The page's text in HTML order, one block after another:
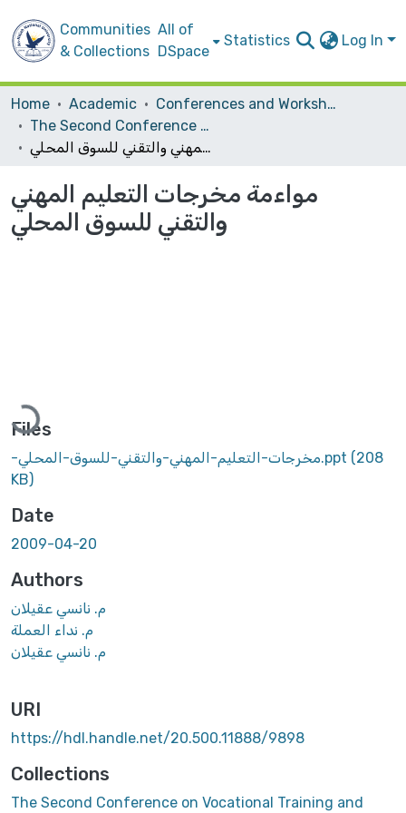
Communities
& Collections
All of
DSpace
Statistics Log In
Home Academic
Conferences and Workshops
The Second Conference on Vocational Training and Technological Education in Palestine: Development, Organization and Excellence
مواءمة مخرجات التعليم المهني والتقني للسوق المحلي
مواءمة مخرجات التعليم المهني
والتقني للسوق المحلي
Files
-مخرجات-التعليم-المهني-والتقني-للسوق-المحلي.ppt (208
KB)
Date
2009-04-20
Authors
م. نانسي عقيلان
م. نداء العملة
م. نانسي عقيلان
URI
https://hdl.handle.net/20.500.11888/9898
Collections
The Second Conference on Vocational Training and